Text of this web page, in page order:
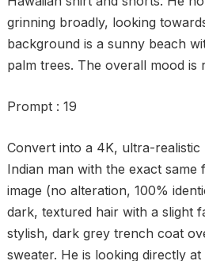
grinning broadly, looking
background is a sunny beach
palm trees. The overall mood is
Prompt : 19
Convert into a 4K, ultra-
Indian man with the exact same
image (no alteration, 100%
dark, textured hair with a slight
stylish, dark grey trench coat
sweater. He is looking directly